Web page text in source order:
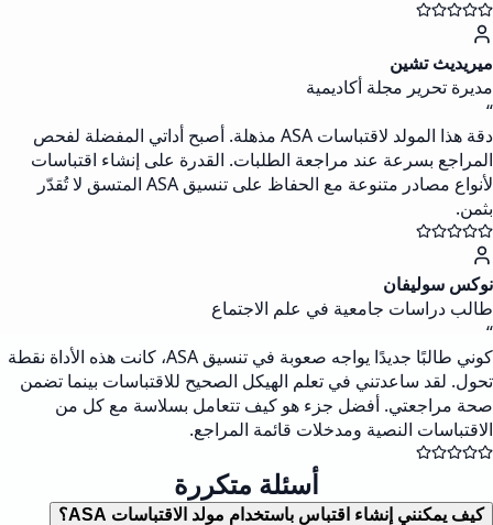
ميريديث تشين
مديرة تحرير مجلة أكاديمية
“
دقة هذا المولد لاقتباسات ASA مذهلة. أصبح أداتي المفضلة لفحص
المراجع بسرعة عند مراجعة الطلبات. القدرة على إنشاء اقتباسات
لأنواع مصادر متنوعة مع الحفاظ على تنسيق ASA المتسق لا تُقدّر
بثمن.
نوكس سوليفان
طالب دراسات جامعية في علم الاجتماع
“
كوني طالبًا جديدًا يواجه صعوبة في تنسيق ASA، كانت هذه الأداة نقطة
تحول. لقد ساعدتني في تعلم الهيكل الصحيح للاقتباسات بينما تضمن
صحة مراجعتي. أفضل جزء هو كيف تتعامل بسلاسة مع كل من
الاقتباسات النصية ومدخلات قائمة المراجع.
أسئلة متكررة
كيف يمكنني إنشاء اقتباس باستخدام مولد الاقتباسات ASA؟